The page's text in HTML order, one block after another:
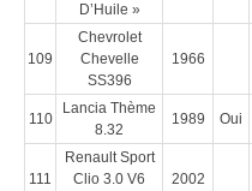
D’Huile »
109
Chevrolet
Chevelle
SS396
1966
110
Lancia Thème
8.32
1989 Oui
111
Renault Sport
Clio 3.0 V6
2002